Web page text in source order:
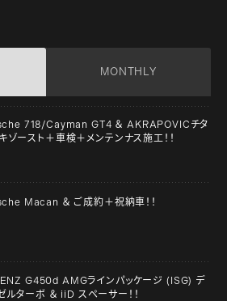
MONTHLY
718/Cayman GT4 ＆ AKRAPOVICチタ
ゾースト＋車検＋メンテンナス施工！！
Macan ＆ ご成約＋祝納車！！
G450d AMGラインパッケージ (ISG) デ
ルターボ ＆ iiD スペーサー！！